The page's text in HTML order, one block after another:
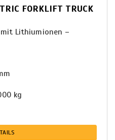
FORKLIFT TRUCK
Lithiumionen –
kg